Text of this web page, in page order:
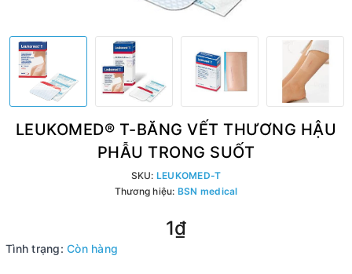
LEUKOMED® T-BĂNG VẾT THƯƠNG HẬU
PHẪU TRONG SUỐT
SKU: LEUKOMED-T
Thương hiệu: BSN medical
1₫
Tình trạng: Còn hàng